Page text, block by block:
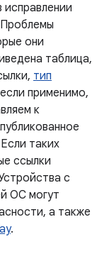
исправлении
они
таблица,
тип
применимо,
к
таких
ссылки
с
ОС могут
а также
.